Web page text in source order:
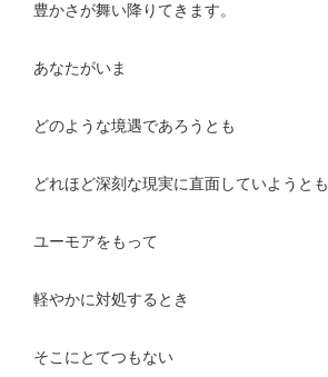
豊かさが舞い降りてきます。
あなたがいま
どのような境遇であろうとも
どれほど深刻な現実に直面していようとも
ユーモアをもって
軽やかに対処するとき
そこにとてつもない